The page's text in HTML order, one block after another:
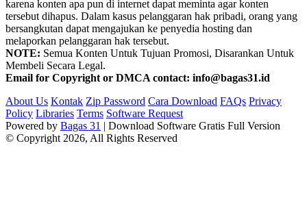
karena konten apa pun di internet dapat meminta agar konten
tersebut dihapus. Dalam kasus pelanggaran hak pribadi, orang yang
bersangkutan dapat mengajukan ke penyedia hosting dan
melaporkan pelanggaran hak tersebut.
NOTE: Semua Konten Untuk Tujuan Promosi, Disarankan Untuk
Membeli Secara Legal.
Email for Copyright or DMCA contact: info@bagas31.id
About Us Kontak Zip Password Cara Download FAQs Privacy
Policy Libraries Terms Software Request
Powered by Bagas 31 | Download Software Gratis Full Version
© Copyright 2026, All Rights Reserved